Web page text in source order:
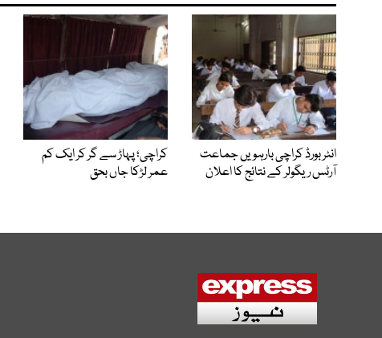
انٹر بورڈ کراچی بارہویں جماعت
آرٹس ریگولر کے نتائج کا اعلان
کراچی؛ پہاڑ سے گر کر ایک کم
عمر لڑکا جاں بحق